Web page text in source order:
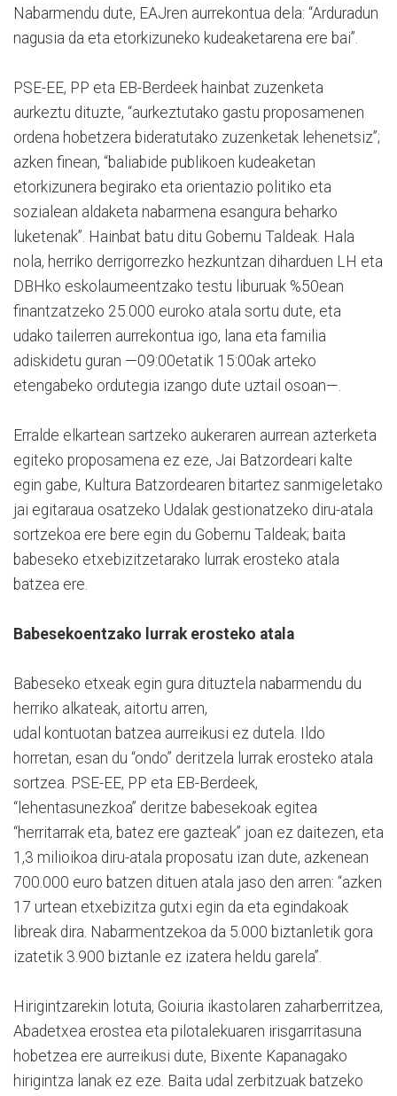
Nabarmendu dute, EAJren aurrekontua dela: “Arduradun
nagusia da eta etorkizuneko kudeaketarena ere bai”.
PSE-EE, PP eta EB-Berdeek hainbat zuzenketa
aurkeztu dituzte, “aurkeztutako gastu proposamenen
ordena hobetzera bideratutako zuzenketak lehenetsiz”;
azken finean, “baliabide publikoen kudeaketan
etorkizunera begirako eta orientazio politiko eta
sozialean aldaketa nabarmena esangura beharko
luketenak”. Hainbat batu ditu Gobernu Taldeak. Hala
nola, herriko derrigorrezko hezkuntzan diharduen LH eta
DBHko eskolaumeentzako testu liburuak %50ean
finantzatzeko 25.000 euroko atala sortu dute, eta
udako tailerren aurrekontua igo, lana eta familia
adiskidetu guran —09:00etatik 15:00ak arteko
etengabeko ordutegia izango dute uztail osoan—.
Erralde elkartean sartzeko aukeraren aurrean azterketa
egiteko proposamena ez eze, Jai Batzordeari kalte
egin gabe, Kultura Batzordearen bitartez sanmigeletako
jai egitaraua osatzeko Udalak gestionatzeko diru-atala
sortzekoa ere bere egin du Gobernu Taldeak; baita
babeseko etxebizitzetarako lurrak erosteko atala
batzea ere.
Babesekoentzako lurrak erosteko atala
Babeseko etxeak egin gura dituztela nabarmendu du
herriko alkateak, aitortu arren,
udal kontuotan batzea aurreikusi ez dutela. Ildo
horretan, esan du “ondo” deritzela lurrak erosteko atala
sortzea. PSE-EE, PP eta EB-Berdeek,
“lehentasunezkoa” deritze babesekoak egitea
“herritarrak eta, batez ere gazteak” joan ez daitezen, eta
1,3 milioikoa diru-atala proposatu izan dute, azkenean
700.000 euro batzen dituen atala jaso den arren: “azken
17 urtean etxebizitza gutxi egin da eta egindakoak
libreak dira. Nabarmentzekoa da 5.000 biztanletik gora
izatetik 3.900 biztanle ez izatera heldu garela”.
Hirigintzarekin lotuta, Goiuria ikastolaren zaharberritzea,
Abadetxea erostea eta pilotalekuaren irisgarritasuna
hobetzea ere aurreikusi dute, Bixente Kapanagako
hirigintza lanak ez eze. Baita udal zerbitzuak batzeko